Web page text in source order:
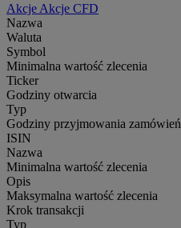
Akcje Akcje CFD
Nazwa
Waluta
Symbol
Minimalna wartość zlecenia
Ticker
Godziny otwarcia
Typ
Godziny przyjmowania zamówień
ISIN
Nazwa
Minimalna wartość zlecenia
Opis
Maksymalna wartość zlecenia
Krok transakcji
Typ